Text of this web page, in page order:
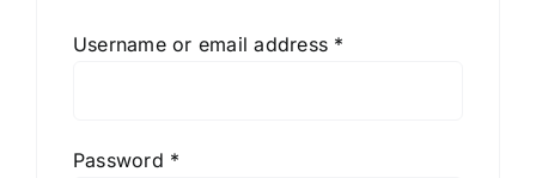
Username or email address *
Password *